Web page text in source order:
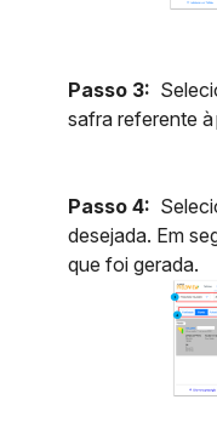
Passo 3:
safra referente
Passo 4:
desejada. Em
que foi gerada.